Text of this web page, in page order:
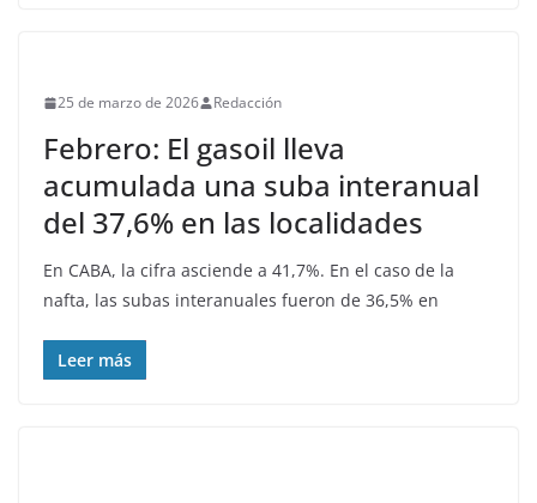
25 de marzo de 2026 Redacción
Febrero: El gasoil lleva
acumulada una suba interanual
del 37,6% en las localidades
En CABA, la cifra asciende a 41,7%. En el caso de la
nafta, las subas interanuales fueron de 36,5% en
Leer más